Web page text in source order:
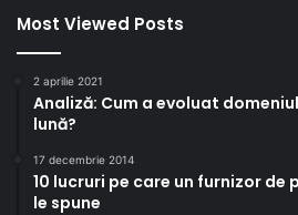
Most Viewed Posts
2 aprilie 2021
Analiză: Cum a evoluat
lună?
17 decembrie 2014
10 lucruri pe care un furnizor de
le spune